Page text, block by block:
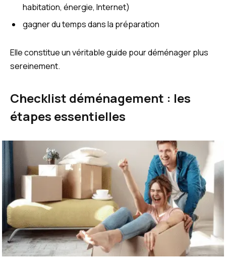
habitation, énergie, Internet)
gagner du temps dans la préparation
Elle constitue un véritable guide pour déménager plus
sereinement.
Checklist déménagement : les
étapes essentielles